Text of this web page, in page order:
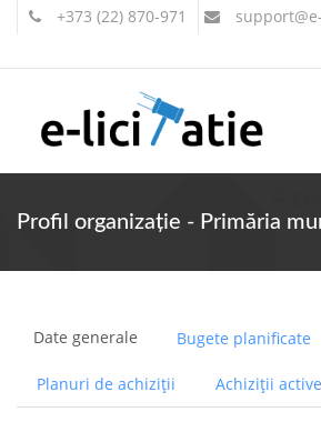
+373 (22) 870-971 support
Profil organizație - Primăria
Date generale Bugete planificate
Planuri de achiziții Achiziții active